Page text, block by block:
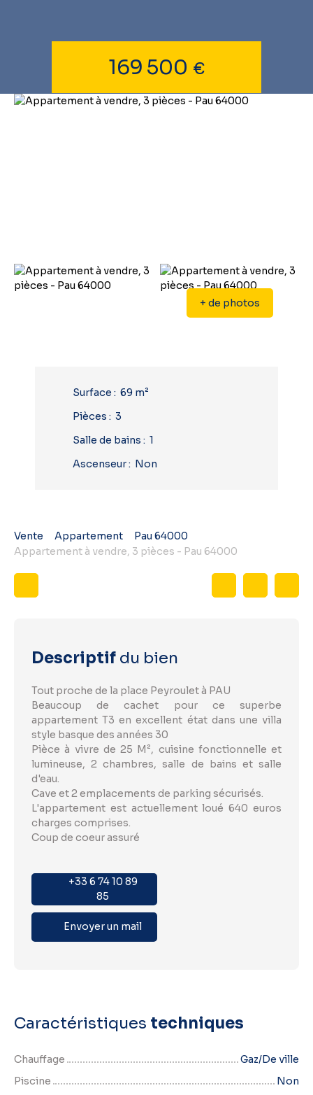
169 500 €
+ de photos
Surface : 69 m²
Pièces : 3
Salle de bains : 1
Ascenseur: Non
Vente Appartement
Pau 64000
Appartement à vendre, 3 pièces - Pau 64000
Descriptif du bien
Tout proche de la place Peyroulet à PAU
Beaucoup de cachet pour ce superbe
appartement T3 en excellent état dans une villa
style basque des années 30
Pièce à vivre de 25 M², cuisine fonctionnelle et
lumineuse, 2 chambres, salle de bains et salle
d'eau.
Cave et 2 emplacements de parking sécurisés.
L'appartement est actuellement loué 640 euros
charges comprises.
Coup de coeur assuré
+33 6 74 10 89
85
Envoyer un mail
Caractéristiques techniques
Chauffage
Gaz/De ville
Piscine
Non